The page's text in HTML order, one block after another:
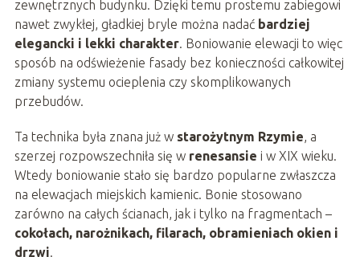
zewnętrznych budynku. Dzięki temu prostemu zabiegowi
nawet zwykłej, gładkiej bryle można nadać bardziej
elegancki i lekki charakter. Boniowanie elewacji to więc
sposób na odświeżenie fasady bez konieczności całkowitej
zmiany systemu ocieplenia czy skomplikowanych
przebudów.
Ta technika była znana już w starożytnym Rzymie, a
szerzej rozpowszechniła się w renesansie i w XIX wieku.
Wtedy boniowanie stało się bardzo popularne zwłaszcza
na elewacjach miejskich kamienic. Bonie stosowano
zarówno na całych ścianach, jak i tylko na fragmentach –
cokołach, narożnikach, filarach, obramieniach okien i
drzwi.